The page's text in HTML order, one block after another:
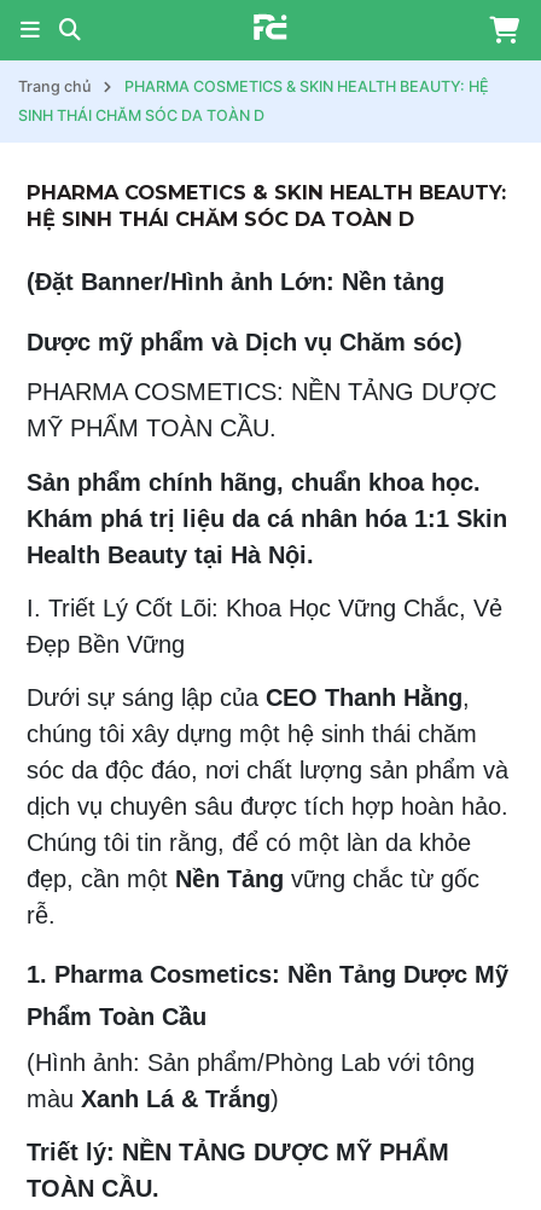
Trang chủ
PHARMA COSMETICS & SKIN HEALTH BEAUTY: HỆ
SINH THÁI CHĂM SÓC DA TOÀN D
PHARMA COSMETICS & SKIN HEALTH BEAUTY:
HỆ SINH THÁI CHĂM SÓC DA TOÀN D
(Đặt Banner/Hình ảnh Lớn: Nền tảng
Dược mỹ phẩm và Dịch vụ Chăm sóc)
PHARMA COSMETICS: NỀN TẢNG DƯỢC
MỸ PHẨM TOÀN CẦU.
Sản phẩm chính hãng, chuẩn khoa học.
Khám phá trị liệu da cá nhân hóa 1:1 Skin
Health Beauty tại Hà Nội.
I. Triết Lý Cốt Lõi: Khoa Học Vững Chắc, Vẻ
Đẹp Bền Vững
Dưới sự sáng lập của CEO Thanh Hằng,
chúng tôi xây dựng một hệ sinh thái chăm
sóc da độc đáo, nơi chất lượng sản phẩm và
dịch vụ chuyên sâu được tích hợp hoàn hảo.
Chúng tôi tin rằng, để có một làn da khỏe
đẹp, cần một Nền Tảng vững chắc từ gốc
rễ.
1. Pharma Cosmetics: Nền Tảng Dược Mỹ
Phẩm Toàn Cầu
(Hình ảnh: Sản phẩm/Phòng Lab với tông
màu Xanh Lá & Trắng)
Triết lý: NỀN TẢNG DƯỢC MỸ PHẨM
TOÀN CẦU.